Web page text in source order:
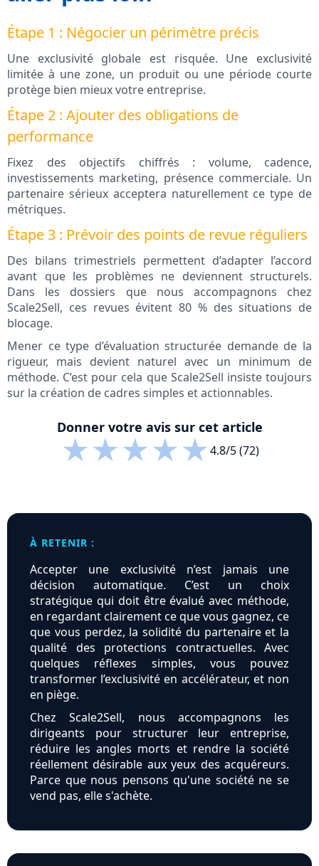
Étape 1 : Négocier un périmètre précis
Une exclusivité globale est risquée. Une exclusivité
limitée à une zone, un produit ou une période courte
protège bien mieux votre entreprise.
Étape 2 : Ajouter des obligations de
performance
Fixez des objectifs chiffrés : volume, cadence,
investissements marketing, présence commerciale. Un
partenaire sérieux acceptera naturellement ce type de
métriques.
Étape 3 : Prévoir des points de revue réguliers
Des bilans trimestriels permettent d’adapter l’accord
avant que les problèmes ne deviennent structurels.
Dans les dossiers que nous accompagnons chez
Scale2Sell, ces revues évitent 80 % des situations de
blocage.
Mener ce type d’évaluation structurée demande de la
rigueur, mais devient naturel avec un minimum de
méthode. C’est pour cela que Scale2Sell insiste toujours
sur la création de cadres simples et actionnables.
Donner votre avis sur cet article
★★★★★4.8/5 (72)
À RETENIR :
Accepter une exclusivité n’est jamais une
décision automatique. C’est un choix
stratégique qui doit être évalué avec méthode,
en regardant clairement ce que vous gagnez, ce
que vous perdez, la solidité du partenaire et la
qualité des protections contractuelles. Avec
quelques réflexes simples, vous pouvez
transformer l’exclusivité en accélérateur, et non
en piège.
Chez Scale2Sell, nous accompagnons les
dirigeants pour structurer leur entreprise,
réduire les angles morts et rendre la société
réellement désirable aux yeux des acquéreurs.
Parce que nous pensons qu'une société ne se
vend pas, elle s'achète.